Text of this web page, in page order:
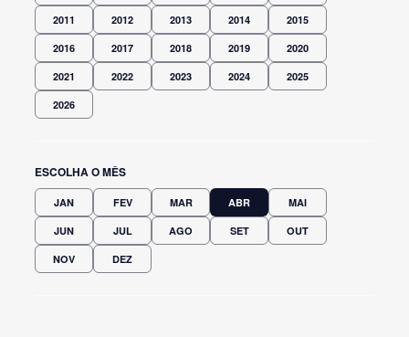
2011 2012 2013 2014 2015
2016 2017 2018 2019 2020
2021 2022 2023 2024 2025
2026
ESCOLHA O MÊS
JAN FEV MAR ABR MAI
JUN JUL AGO SET OUT
NOV DEZ